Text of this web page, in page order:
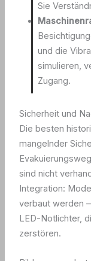
Sie
und die
simulieren,
Zugang.
Sicherheit und
Die besten
mangelnder
sind nicht
Integration:
verbaut werden
LED-Notlichter,
zerstören.